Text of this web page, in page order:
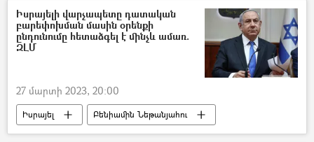
Ադրբեջան
հայ-ադրբեջանական
Արցախ
Ղարաբաղյան հակամարտություն
Լեռնային Ղարաբաղ
Իսրայելի վարչապետը դատական
բարեփոխման մասին օրենքի
ընդունումը հետաձգել է մինչև ամառ.
ԶԼՄ
27 մարտի 2023, 20:00
Իսրայել
Բենիամին Նեթանյահու
Օրենք